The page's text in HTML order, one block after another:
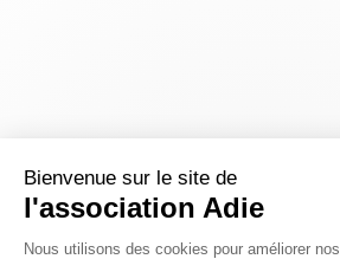
Bienvenue sur le site de
l'association Adie
Nous utilisons des cookies pour améliorer nos